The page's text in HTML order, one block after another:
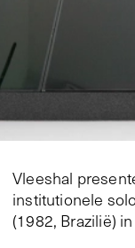
Vleeshal
institutionele
(1982, Brazilië)